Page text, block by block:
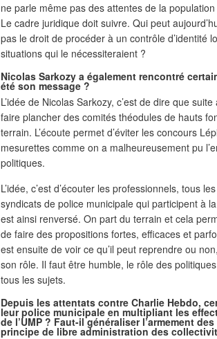
ne parle même pas des attentes de la
Le cadre juridique doit suivre. Qui peut
pas le droit de procéder à un contrôle d’identité
situations qui le nécessiteraient ?
Nicolas Sarkozy a également rencontré
été son message ?
L’idée de Nicolas Sarkozy, c’est de dire que
faire plancher des comités théodules de hauts
terrain. L’écoute permet d’éviter les concours
mesurettes comme on a malheureusement pu
politiques.
L’idée, c’est d’écouter les professionnels, tous
syndicats de police municipale qui participent à
est ainsi renversé. On part du terrain et cela
de faire des propositions fortes, efficaces et
est ensuite de voir ce qu’il peut reprendre ou
son rôle. Il faut être humble, le rôle des
tous les sujets.
Depuis les attentats contre Charlie Hebdo,
leur police municipale en multipliant les
de l’UMP ? Faut-il généraliser l’armement
principe de libre administration des